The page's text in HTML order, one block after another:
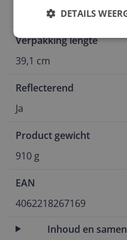
Waterdicht
Verpakking lengte
39,1 cm
Reflecterend
Ja
Product gewicht
910 g
EAN
4062218267169
Inhoud en
DETAILS